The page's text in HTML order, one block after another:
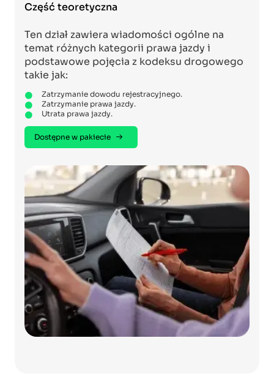
Część teoretyczna
Ten dział zawiera wiadomości ogólne na
temat różnych kategorii prawa jazdy i
podstawowe pojęcia z kodeksu drogowego
takie jak:
Zatrzymanie dowodu rejestracyjnego.
Zatrzymanie prawa jazdy.
Utrata prawa jazdy.
Dostępne w pakiecie